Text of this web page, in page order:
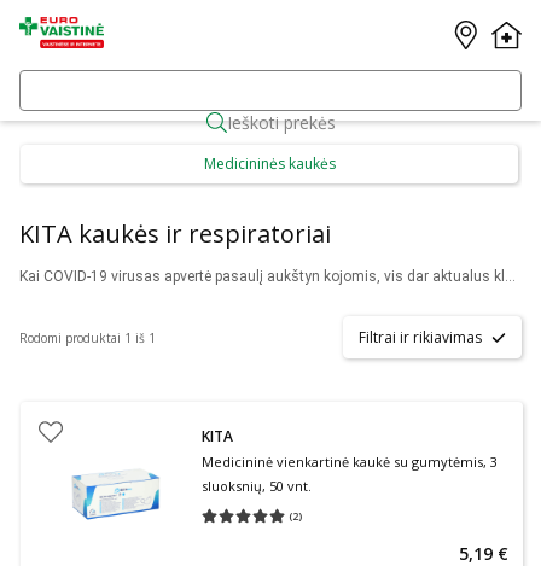
Ieškoti prekės
Medicininės kaukės
KITA kaukės ir respiratoriai
Kai COVID-19 virusas apvertė pasaulį aukštyn kojomis, vis dar aktualus klausimas – ar veido kaukės gali apsaugoti save ir kitus nuo užsikrėtimo? Atsakymas nėra vienareikšmis, tačiau norint sumažinti riziką, tinkamai ir atsakingai dėvimos veido kaukės yra būtinos, tuo pačiu laikantis atstumo ir higienos reikalavimų. Būkite atsakingi ir įsigykite apsauginių
Rodomi produktai 1 iš 1 Filtrai ir rikiavimas
KITA
Medicininė vienkartinė kaukė su gumytėmis, 3
sluoksnių, 50 vnt.
(2)
Vidutinis įvertinimas 5.00
5,19 €